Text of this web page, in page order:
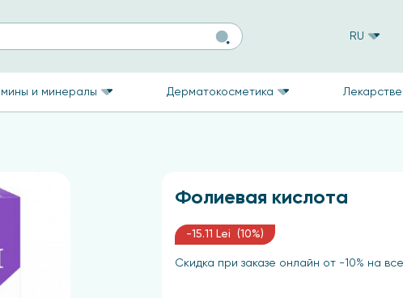
RU
и минералы Дерматокосметика
Фолиевая кислота
-15.11 Lei (10%)
Скидка при заказе онлайн от -10% на